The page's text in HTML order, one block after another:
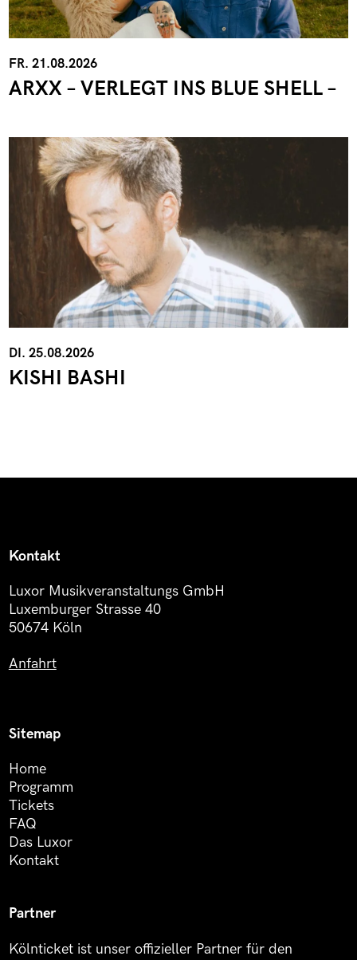
FR. 21.08.2026
ARXX – VERLEGT INS BLUE SHELL –
DI. 25.08.2026
KISHI BASHI
Kontakt
Luxor Musikveranstaltungs GmbH
Luxemburger Strasse 40
50674 Köln
Anfahrt
Sitemap
Home
Programm
Tickets
FAQ
Das Luxor
Kontakt
Partner
Kölnticket ist unser offizieller Partner für den